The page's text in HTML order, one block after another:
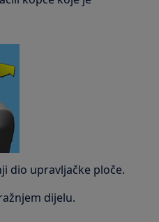
dio upravljačke ploče.
dijelu.